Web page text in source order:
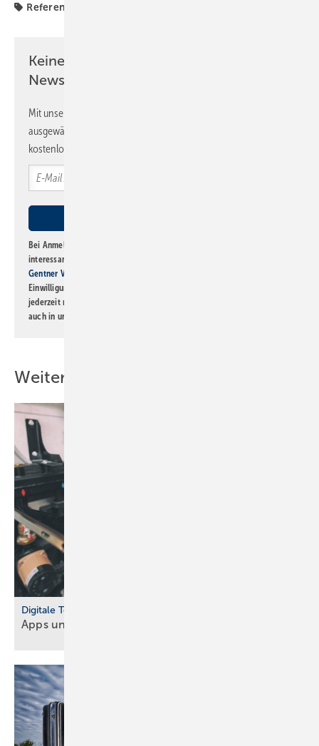
Referenzprojekt
Keine Zeit? Kein Problem mit dem SBZ
Newsletter!
Mit unserem Newsletter erhalten Sie regelmäßig von uns
ausgewählte Informationen und Neuigkeiten, gebündelt und
kostenlos direkt ins Postfach.
Bei Anmeldung zu diesem Newsletter bin ich damit einverstanden, über
interessante Verlags- und Online-Angebote
Gentner Verlag GmbH & Co. KG
Einwilligung kann ich jederzeit widerrufen und eine Abmeldung ist
jederzeit möglich. Informationen zum Umgang mit Daten finden Sie
auch in unserer
Weitere Inhalte
Digitale Tools
Apps und Soft­ware für Hand­werker und